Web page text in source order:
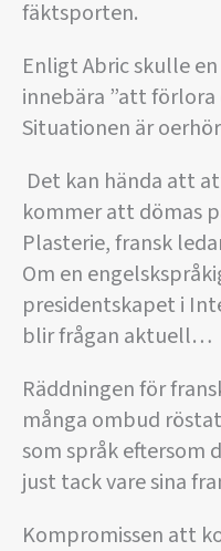
fäktsporten.
Enligt Abric skulle
innebära ”att
Situationen är
 Det kan hända att
kommer att dömas
Plasterie, fransk
Om en
presidentskapet i
blir frågan aktuell…
Räddningen för
många ombud
som språk eftersom
just tack vare sina
Kompromissen att